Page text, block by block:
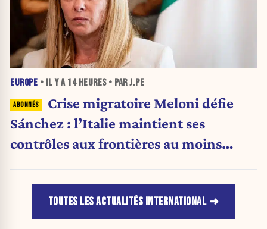
EUROPE • IL Y A 14 HEURES• PAR J.PE
Crise migratoire Meloni défie
Sánchez : l’Italie maintient ses
contrôles aux frontières au moins
TOUTES LES ACTUALITÉS INTERNATIONAL